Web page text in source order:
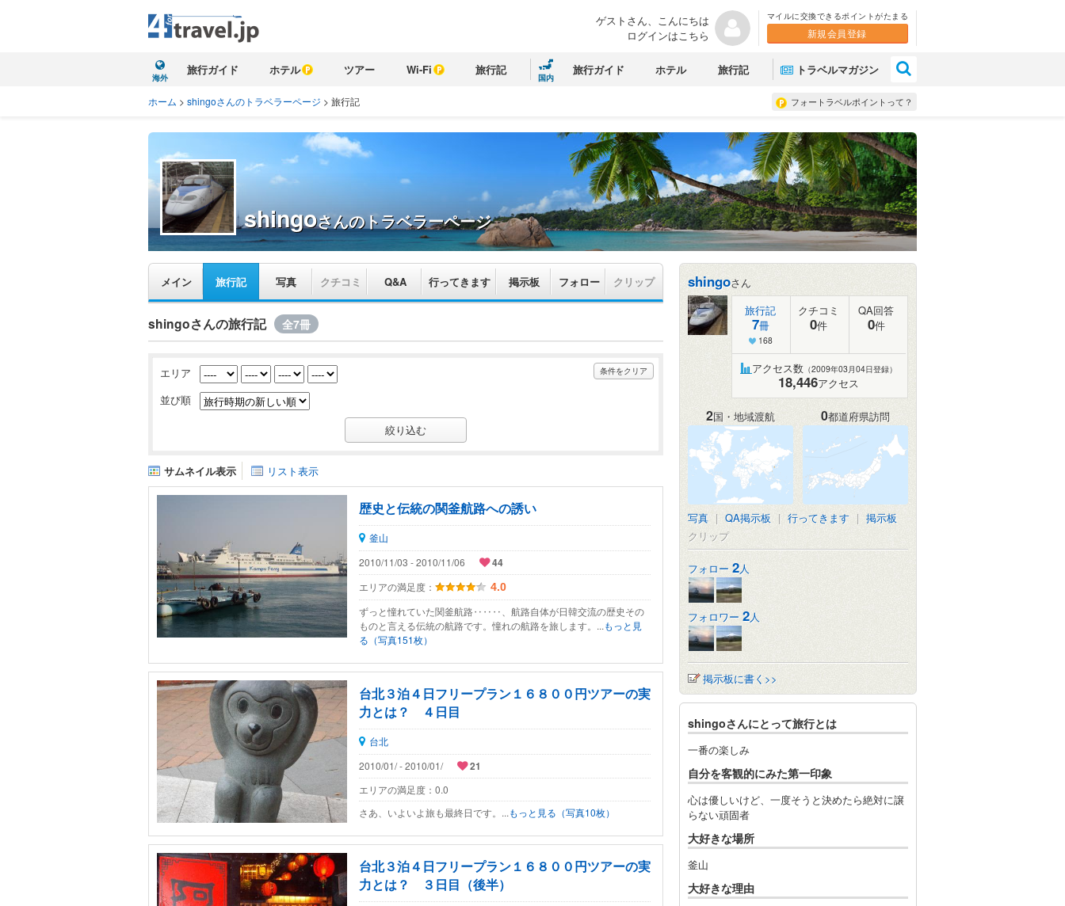
ゲストさん、こんにちは
ログインはこちら
マイルに交換できるポイントがたまる
新規会員登録
海外
旅行ガイド ホテル ツアー Wi-Fi 旅行記
国内
旅行ガイド ホテル 旅行記 トラベルマガジン
フォートラベルポイントって？
ホーム > shingoさんのトラベラーページ > 旅行記
shingoさんのトラベラーページ
メイン 旅行記 写真 クチコミ Q&A 行ってきます 掲示板 フォロー クリップ
shingoさんの旅行記 全7冊
条件をクリア
エリア
並び順
サムネイル表示 リスト表示
歴史と伝統の関釜航路への誘い
釜山
2010/11/03 - 2010/11/06
44
エリアの満足度： 4.0
ずっと憧れていた関釜航路‥‥‥、航路自体が日韓交流の歴史その
ものと言える伝統の航路です。憧れの航路を旅します。...もっと見
る（写真151枚）
台北３泊４日フリープラン１６８００円ツアーの実
力とは？ ４日目
台北
2010/01/ - 2010/01/
21
エリアの満足度： 0.0
さあ、いよいよ旅も最終日です。...もっと見る（写真10枚）
台北３泊４日フリープラン１６８００円ツアーの実
力とは？ ３日目（後半）
shingoさん
旅行記
7冊
168
クチコミ
0件
QA回答
0件
アクセス数 （2009年03月04日登録）
18,446アクセス
2国・地域渡航 0都道府県訪問
写真 | QA掲示板 | 行ってきます | 掲示板
クリップ
フォロー 2人
フォロワー 2人
掲示板に書く>>
shingoさんにとって旅行とは
一番の楽しみ
自分を客観的にみた第一印象
心は優しいけど、一度そうと決めたら絶対に譲
らない頑固者
大好きな場所
釜山
大好きな理由